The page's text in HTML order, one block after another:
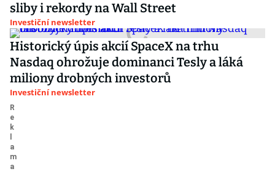
sliby i rekordy na Wall Street
Investiční newsletter
Historický úpis akcií SpaceX na trhu
Nasdaq ohrožuje dominanci Tesly a láká
miliony drobných investorů
Investiční newsletter